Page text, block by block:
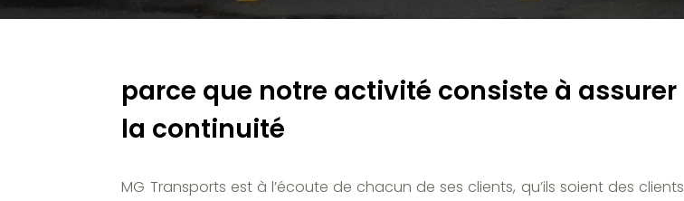
parce que notre activité consiste à assurer
la continuité
MG Transports est à l’écoute de chacun de ses clients, qu’ils soient des clients